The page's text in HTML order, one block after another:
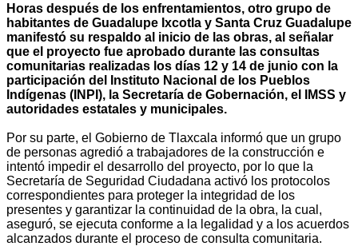
Horas después de los enfrentamientos, otro grupo de
habitantes de Guadalupe Ixcotla y Santa Cruz Guadalupe
manifestó su respaldo al inicio de las obras, al señalar
que el proyecto fue aprobado durante las consultas
comunitarias realizadas los días 12 y 14 de junio con la
participación del Instituto Nacional de los Pueblos
Indígenas (INPI), la Secretaría de Gobernación, el IMSS y
autoridades estatales y municipales.
Por su parte, el Gobierno de Tlaxcala informó que un grupo
de personas agredió a trabajadores de la construcción e
intentó impedir el desarrollo del proyecto, por lo que la
Secretaría de Seguridad Ciudadana activó los protocolos
correspondientes para proteger la integridad de los
presentes y garantizar la continuidad de la obra, la cual,
aseguró, se ejecuta conforme a la legalidad y a los acuerdos
alcanzados durante el proceso de consulta comunitaria.